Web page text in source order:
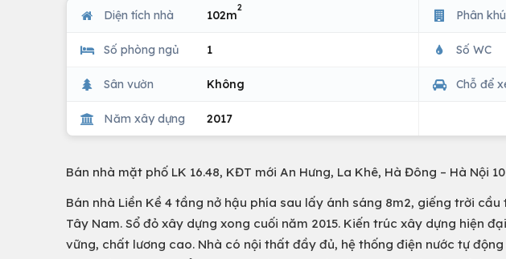
Diện tích nhà 102m
2
Phân
Số phòng ngủ 1 Số WC
Sân vườn Không Chỗ để
Năm xây dựng 2017
Bán nhà mặt phố LK 16.48, KĐT mới An Hưng, La Khê, Hà Đông – Hà Nội
Bán nhà Liền Kề 4 tầng nở hậu phía sau lấy ánh sáng 8m2, giếng trời
Tây Nam. Sổ đỏ xây dựng xong cuối năm 2015. Kiến trúc xây dựng hiện
vững, chất lương cao. Nhà có nội thất đầy đủ, hệ thống điện nước tự